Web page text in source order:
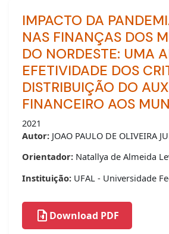
IMPACTO DA
NAS FINANÇAS DOS
DO NORDESTE: UMA
EFETIVIDADE DOS
DISTRIBUIÇÃO DO
FINANCEIRO AOS
2021
Autor:JOAO PAULO DE OLIVEIRA
Orientador:Natallya de Almeida
Instituição:UFAL - Universidade
Download PDF